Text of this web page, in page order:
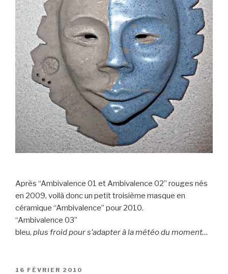
Après “Ambivalence 01 et Ambivalence 02” rouges nés
en 2009, voilà donc un petit troisième masque en
céramique “Ambivalence” pour 2010.
“Ambivalence 03”
bleu, plus froid pour s’adapter à la météo du moment…
PUBLIÉ
16 FÉVRIER 2010